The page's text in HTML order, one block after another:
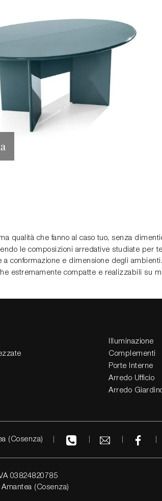
qualità che fanno al caso tuo, senza
le composizioni arredative studiate per
conformazione e dimensione degli
estremamente compatte e realizzabili su
Illuminazione
Complementi
Porte Interne
Arredo Ufficio
Arredo
(Cosenza)
03824820785
(Cosenza)